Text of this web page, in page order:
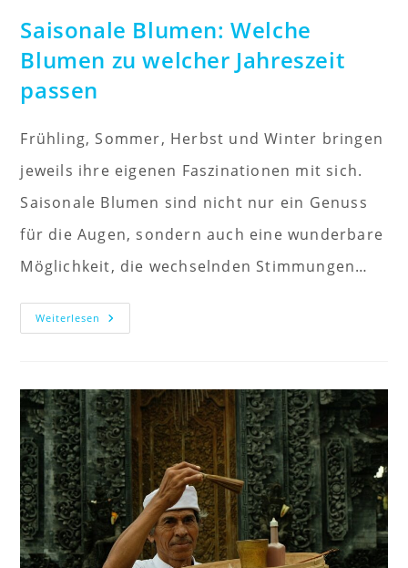
Saisonale Blumen: Welche
Blumen zu welcher Jahreszeit
passen
Frühling, Sommer, Herbst und Winter bringen
jeweils ihre eigenen Faszinationen mit sich.
Saisonale Blumen sind nicht nur ein Genuss
für die Augen, sondern auch eine wunderbare
Möglichkeit, die wechselnden Stimmungen…
Weiterlesen Saisonale
Blumen:
Jahreszeit
Passen